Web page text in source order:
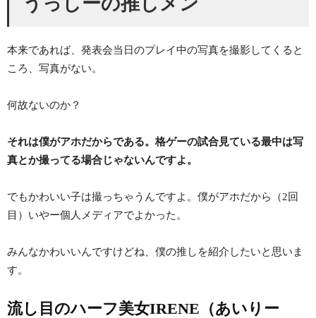
本来であれば、発表会当日のプレイ中の写真を撮影してくると
ころ、写真がない。
何故ないのか？
それは僕がアホだからである。格ゲーの試合見ている最中は写
真とか撮ってる場合じゃないんですよ。
でもかわいい子は撮っちゃうんですよ。僕がアホだから（2回
目）いやー個人メディアでよかった。
みんなかわいいんですけどね、僕の推しを紹介したいと思いま
す。
流し目のハーフ美女IRENE（あいりー